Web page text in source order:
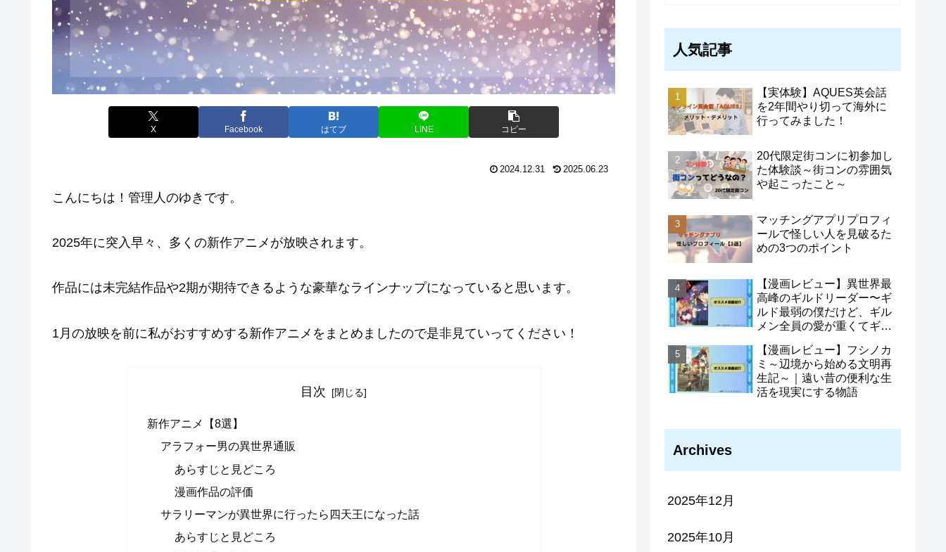
X Facebook はてブ LINE コピー
2024.12.31 2025.06.23
こんにちは！管理人のゆきです。
2025年に突入早々、多くの新作アニメが放映されます。
作品には未完結作品や2期が期待できるような豪華なラインナップになっていると思います。
1月の放映を前に私がおすすめする新作アニメをまとめましたので是非見ていってください！
目次
新作アニメ【8選】
アラフォー男の異世界通販
あらすじと見どころ
漫画作品の評価
サラリーマンが異世界に行ったら四天王になった話
あらすじと見どころ
人気記事
【実体験】AQUES英会話
を2年間やり切って海外に
行ってみました！
20代限定街コンに初参加し
た体験談～街コンの雰囲気
や起こったこと～
マッチングアプリプロフィ
ールで怪しい人を見破るた
めの3つのポイント
【漫画レビュー】異世界最
高峰のギルドリーダー〜ギ
ルド最弱の僕だけど、ギル
メン全員の愛が重くてギル
ルメン全員がヤンデレ化さ
せた主人公の物語
【漫画レビュー】フシノカ
ミ～辺境から始める文明再
生記～｜遠い昔の便利な生
活を現実にする物語
Archives
2025年12月
2025年10月